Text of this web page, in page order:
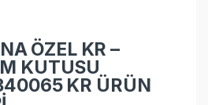
ÖZEL KR –
KUTUSU
KR ÜRÜN